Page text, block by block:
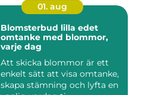
01. aug
Blomsterbud lilla edet
omtanke med blommor,
varje dag
Att skicka blommor är ett
enkelt sätt att visa omtanke,
skapa stämning och lyfta en